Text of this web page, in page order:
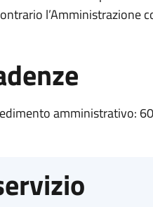
l’Amministrazione
amministrativo: